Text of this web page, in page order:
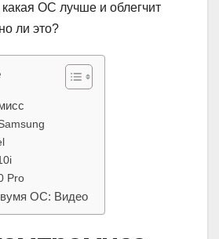
какая ОС лучше и облегчит
ли это?
Pro
ОС: Видео